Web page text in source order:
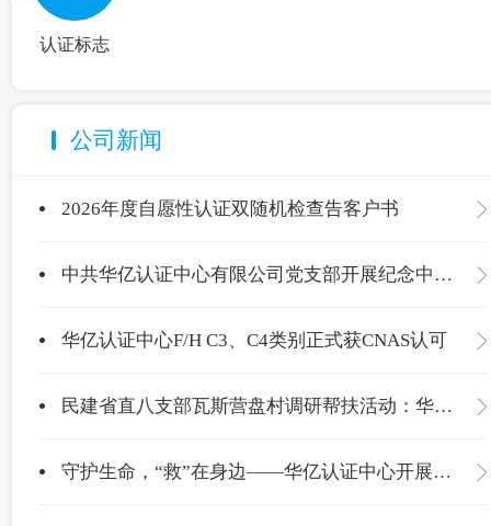
认证标志
公司新闻
2026年度自愿性认证双随机检查告客户书
中共华亿认证中心有限公司党支部开展纪念中国共产党成立105周年主题党日活动
华亿认证中心F/H C3、C4类别正式获CNAS认可
民建省直八支部瓦斯营盘村调研帮扶活动：华亿认证中心爱心捐赠温暖校园
守护生命，“救”在身边——华亿认证中心开展应急救护专项培训